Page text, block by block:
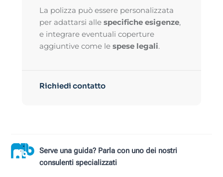
La polizza può essere personalizzata
per adattarsi alle specifiche esigenze,
e integrare eventuali coperture
aggiuntive come le spese legali.
Richiedi contatto
Serve una guida? Parla con uno dei nostri
consulenti specializzati